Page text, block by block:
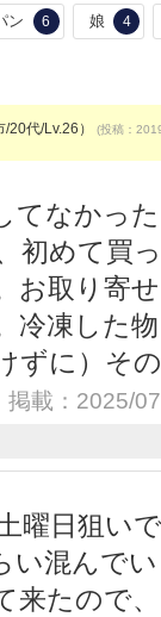
ン 6 娘 4
20代/Lv.26） (投稿：
てなかっ
初めて買
お取り寄
冷凍した
ずに）そ
掲載：2025/
曜日狙い
い混んで
来たので